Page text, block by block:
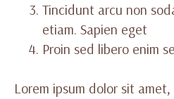
Tincidunt arcu non
etiam. Sapien eget
Proin sed libero enim
Lorem ipsum dolor sit